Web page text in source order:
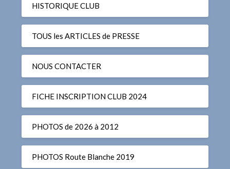
HISTORIQUE CLUB
TOUS les ARTICLES de PRESSE
NOUS CONTACTER
FICHE INSCRIPTION CLUB 2024
PHOTOS de 2026 à 2012
PHOTOS Route Blanche 2019